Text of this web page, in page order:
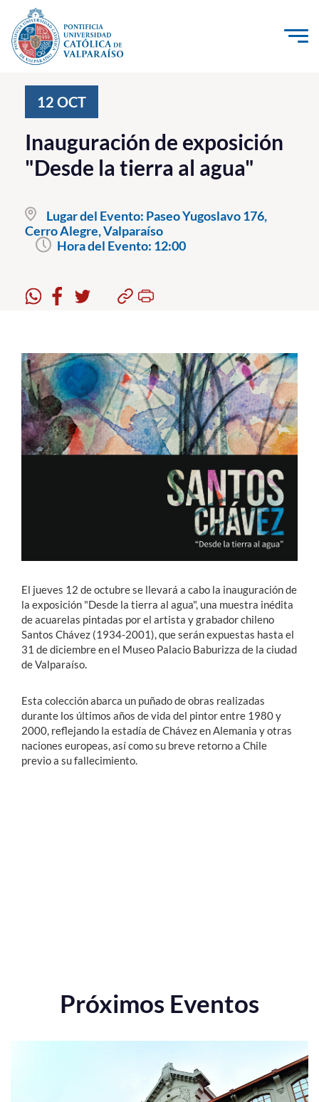
Click acá para ir directamente al contenido
Investigación, Creación e Innovación
PUCV Internacional
Vinculación con el Medio
Admisión
Pregrado
Estudiantes
Académicos
Funcionarios
Alumni
12 OCT
Inauguración de exposición
"Desde la tierra al agua"
Lugar del Evento: Paseo Yugoslavo 176,
Cerro Alegre, Valparaíso
Hora del Evento: 12:00
El jueves 12 de octubre se llevará a cabo la inauguración de
la exposición "Desde la tierra al agua", una muestra inédita
de acuarelas pintadas por el artista y grabador chileno
Santos Chávez (1934-2001), que serán expuestas hasta el
31 de diciembre en el Museo Palacio Baburizza de la ciudad
de Valparaíso.
Esta colección abarca un puñado de obras realizadas
durante los últimos años de vida del pintor entre 1980 y
2000, reflejando la estadía de Chávez en Alemania y otras
naciones europeas, así como su breve retorno a Chile
previo a su fallecimiento.
Próximos Eventos